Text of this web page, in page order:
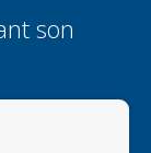
son